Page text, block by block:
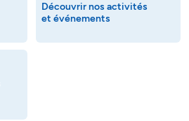
Découvrir nos activités
et événements